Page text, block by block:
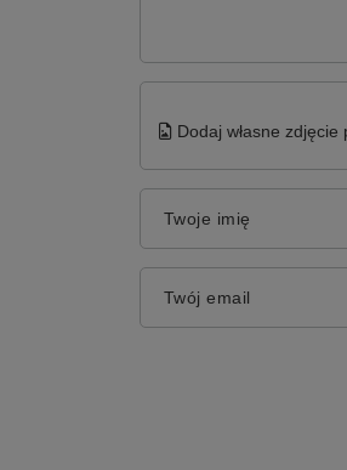
Dodaj własne zdjęcie
Twoje imię
Twój email